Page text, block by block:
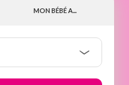
MON BÉBÉ A...